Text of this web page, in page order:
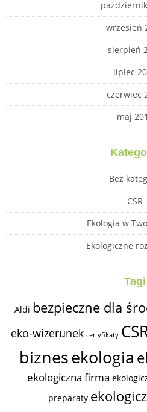
wrzesień
sierpień
lipiec
czerwiec
maj
Bez
CSR
Ekologia w
Ekologiczne
Tagi
Aldi bezpieczne dla
eko-wizerunek certyfikaty
biznesekologia
ekologiczna firma
preparaty